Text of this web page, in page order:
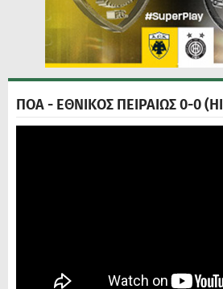
ΠΟΑ - ΕΘΝΙΚΟΣ ΠΕΙΡΑΙΩΣ 0-0